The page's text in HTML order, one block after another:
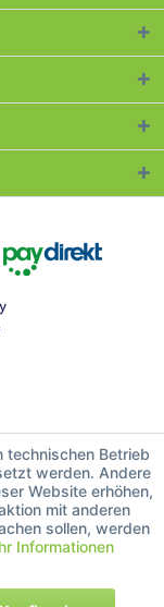
technischen Betrieb
werden. Andere
Website erhöhen,
mit anderen
sollen, werden
Informationen